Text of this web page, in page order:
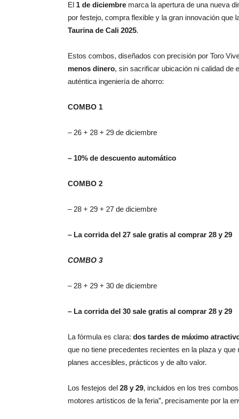
El 1 de diciembre marca la apertura de una nueva
por festejo, compra flexible y la gran innovación que
Taurina de Cali 2025.
Estos combos, diseñados con precisión por Toro
menos dinero, sin sacrificar ubicación ni calidad de
auténtica ingeniería de ahorro:
COMBO 1
– 26 + 28 + 29 de diciembre
– 10% de descuento automático
COMBO 2
– 28 + 29 + 27 de diciembre
– La corrida del 27 sale gratis al comprar 28 y 29
COMBO 3
– 28 + 29 + 30 de diciembre
– La corrida del 30 sale gratis al comprar 28 y 29
La fórmula es clara: dos tardes de máximo
que no tiene precedentes recientes en la plaza y
planes accesibles, prácticos y de alto valor.
Los festejos del 28 y 29, incluidos en los tres
motores artísticos de la feria”, precisamente por la